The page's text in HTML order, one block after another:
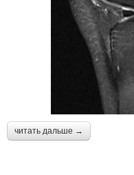
читать дальше →